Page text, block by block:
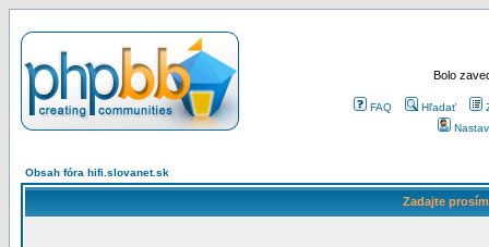
Bolo
FAQ Hľadať
Obsah fóra hifi.slovanet.sk
Zadajte